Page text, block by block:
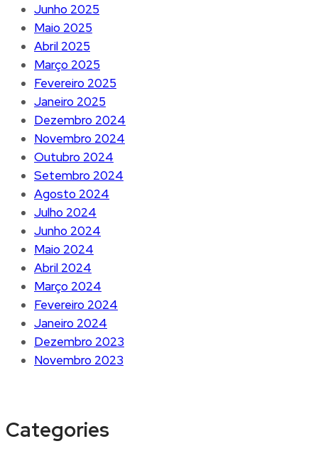
Junho 2025
Maio 2025
Abril 2025
Março 2025
Fevereiro 2025
Janeiro 2025
Dezembro 2024
Novembro 2024
Outubro 2024
Setembro 2024
Agosto 2024
Julho 2024
Junho 2024
Maio 2024
Abril 2024
Março 2024
Fevereiro 2024
Janeiro 2024
Dezembro 2023
Novembro 2023
Categories